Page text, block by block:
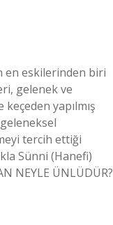
en eskilerinden biri
gelenek ve
keçeden yapılmış
tercih ettiği
Sünni (Hanefi)
NEYLE ÜNLÜDÜR?